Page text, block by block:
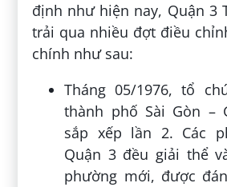
định như hiện nay, Quận 3
trải qua nhiều đợt điều
chính như sau:
Tháng 05/1976, tổ
thành phố Sài Gòn –
sắp xếp lần 2. Các
Quận 3 đều giải thể
phường mới, được